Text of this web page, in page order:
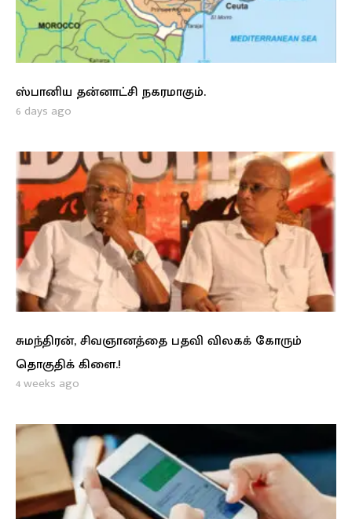
ஸ்பானிய தன்னாட்சி நகரமாகும்.
6 days ago
சுமந்திரன், சிவஞானத்தை பதவி விலகக் கோரும்
தொகுதிக் கிளை.!
4 weeks ago